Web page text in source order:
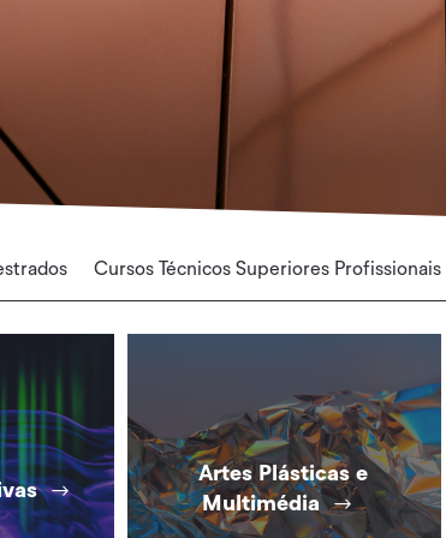
Cursos Técnicos Superiores Profissionais
Artes Plásticas e
Multimédia